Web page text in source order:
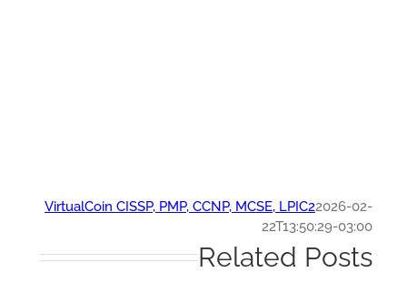
VirtualCoin CISSP, PMP, CCNP, MCSE, LPIC22026-
22T13:50:29-
Related